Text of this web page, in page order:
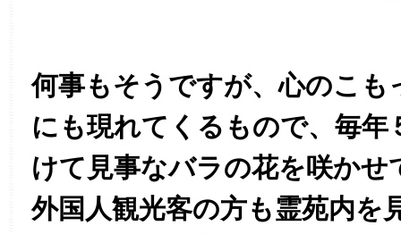
何事もそうですが、心のこも
にも現れてくるもので、毎年
けて見事なバラの花を咲かせ
外国人観光客の方も霊苑内を